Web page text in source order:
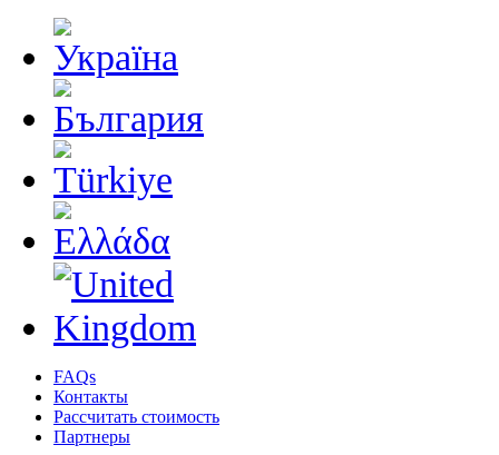
FAQs
Контакты
Рассчитать стоимость
Партнеры